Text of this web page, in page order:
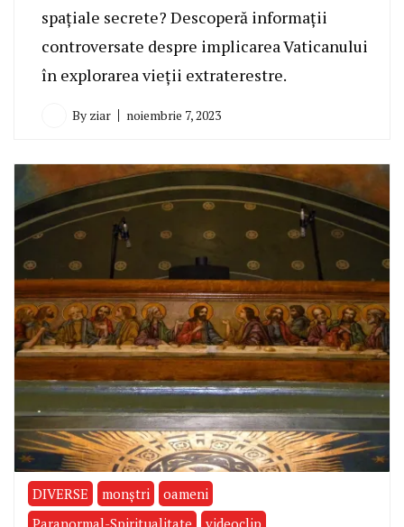
spațiale secrete? Descoperă informații
controversate despre implicarea Vaticanului
în explorarea vieții extraterestre.
By ziar noiembrie 7, 2023
DIVERSE monştri
oameni